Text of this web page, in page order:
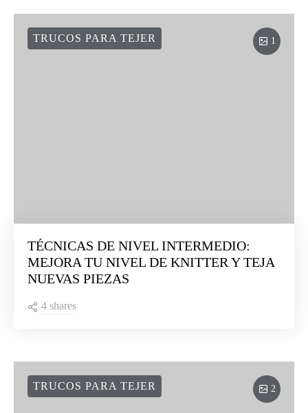
1
TRUCOS PARA TEJER
TÉCNICAS DE NIVEL INTERMEDIO:
MEJORA TU NIVEL DE KNITTER Y TEJA
NUEVAS PIEZAS
4 shares
2
TRUCOS PARA TEJER